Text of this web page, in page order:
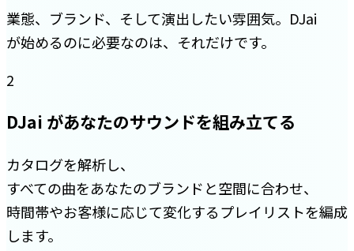
業態、ブランド、そして演出したい雰囲気。DJai
が始めるのに必要なのは、それだけです。
2
DJai があなたのサウンドを組み立てる
カタログを解析し、
すべての曲をあなたのブランドと空間に合わせ、
時間帯やお客様に応じて変化するプレイリストを編成
します。